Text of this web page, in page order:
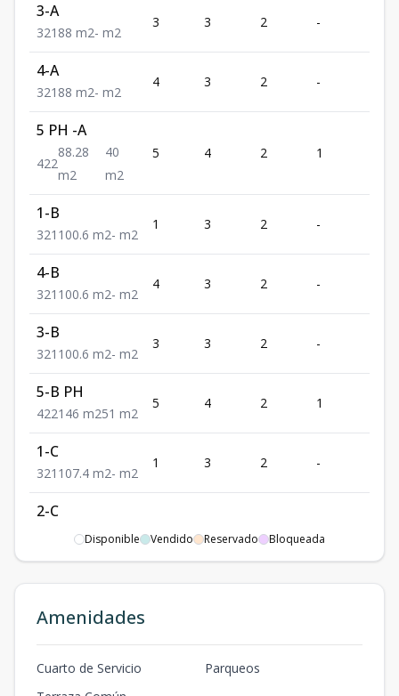
3-A
321 88 m2- m2
3 3 2 -
4-A
321 88 m2- m2
4 3 2 -
5 PH -A
422
88.28
m2
40
m2
5 4 2 1
1-B
321 100.6 m2- m2
1 3 2 -
4-B
321 100.6 m2- m2
4 3 2 -
3-B
321 100.6 m2- m2
3 3 2 -
5-B PH
422146 m251 m2
5 4 2 1
1-C
321 107.4 m2- m2
1 3 2 -
2-C
107.4m2-m2
3 3 2 - 1
4-C
4 3 2 -
5-PH C
Disponible Vendido Reservado Bloqueada
Amenidades
Cuarto de Servicio
Parqueos